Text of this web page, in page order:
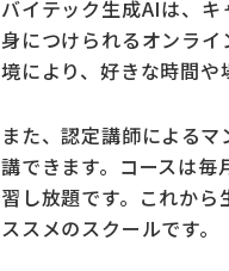
バイテック生成AIは、
身につけられるオンラ
境により、好きな時間や
また、認定講師による
講できます。コースは
習し放題です。これか
ススメのスクールです。